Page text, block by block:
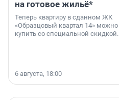
на готовое жильё*
Теперь квартиру в сданном ЖК
«Образцовый квартал 14» можно
купить со специальной скидкой.
6 августа, 18:00